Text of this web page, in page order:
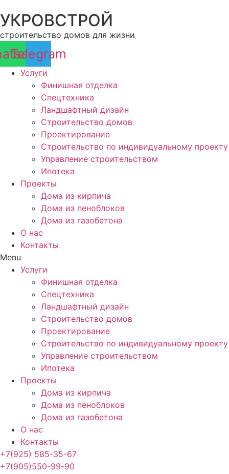
к
УКРОВСТРОЙ
строительство домов для жизни
Telegram
Услуги
Финишная отделка
Спецтехника
Ландшафтный дизайн
Строительство домов
Проектирование
Строительство по индивидуальному проекту
Управление строительством
Ипотека
Проекты
Дома из кирпича
Дома из пеноблоков
Дома из газобетона
О нас
Контакты
Menu
Услуги
Финишная отделка
Спецтехника
Ландшафтный дизайн
Строительство домов
Проектирование
Строительство по индивидуальному проекту
Управление строительством
Ипотека
Проекты
Дома из кирпича
Дома из пеноблоков
Дома из газобетона
О нас
Контакты
+7(925) 585-35-67
+7(905)550-99-90